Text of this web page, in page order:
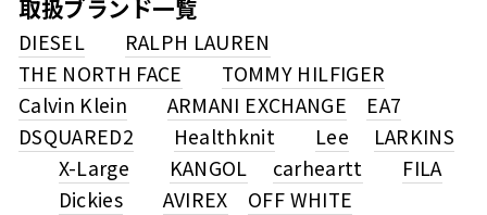
取扱ブランド一覧
DIESEL
RALPH LAUREN
THE NORTH FACE
TOMMY HILFIGER
Calvin Klein
ARMANI EXCHANGE
EA7
DSQUARED2
Healthknit Lee
LARKINS
X-Large
KANGOL carheartt
FILA
Dickies
AVIREX
OFF WHITE